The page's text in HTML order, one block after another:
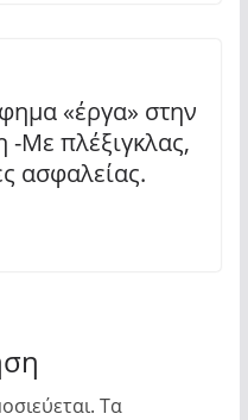
«έργα» στην
-Με πλέξιγκλας,
ασφαλείας.
Τα